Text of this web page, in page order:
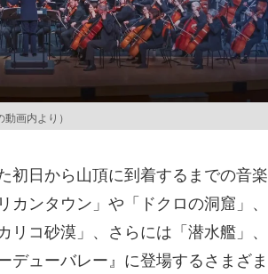
動画内より）
初日から山頂に到着するまでの音楽
ンタウン」や「ドクロの洞窟」、
リコ砂漠」、さらには「潜水艦」、
デューバレー』に登場するさまざま